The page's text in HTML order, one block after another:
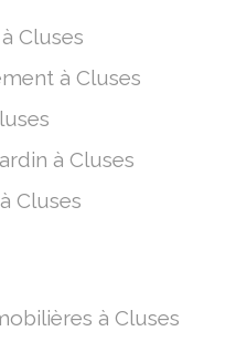
Cluses
à Cluses
à Cluses
Cluses
à Cluses